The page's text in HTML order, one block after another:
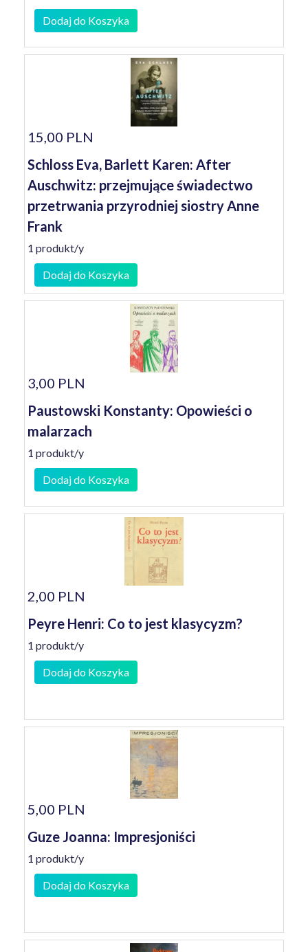
Dodaj do Koszyka
15,00 PLN
Schloss Eva, Barlett Karen: After
Auschwitz: przejmujące świadectwo
przetrwania przyrodniej siostry Anne
Frank
1 produkt/y
Dodaj do Koszyka
3,00 PLN
Paustowski Konstanty: Opowieści o
malarzach
1 produkt/y
Dodaj do Koszyka
2,00 PLN
Peyre Henri: Co to jest klasycyzm?
1 produkt/y
Dodaj do Koszyka
5,00 PLN
Guze Joanna: Impresjoniści
1 produkt/y
Dodaj do Koszyka